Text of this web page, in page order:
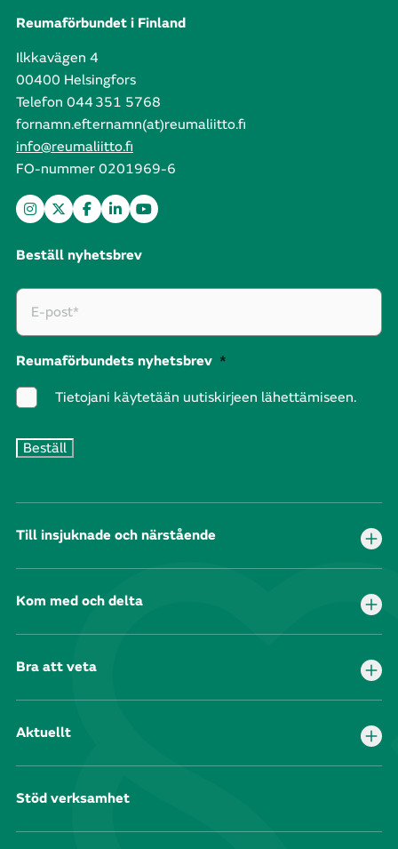
Reumaförbundet i Finland
Ilkkavägen 4
00400 Helsingfors
Telefon 044 351 5768
fornamn.efternamn(at)reumaliitto.fi
info@reumaliitto.fi
FO-nummer 0201969-6
Beställ nyhetsbrev
Reumaförbundets nyhetsbrev *
Tietojani käytetään uutiskirjeen lähettämiseen.
Till insjuknade och närstående
Kom med och delta
Bra att veta
Aktuellt
Stöd verksamhet